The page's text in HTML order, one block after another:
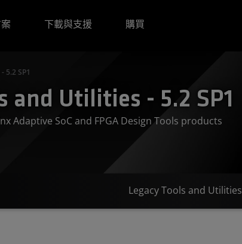
下載與支援 購買
5.2 SP1
and Utilities - 5.2 SP1
Adaptive SoC and FPGA Design Tools products
Legacy Tools and Utilities